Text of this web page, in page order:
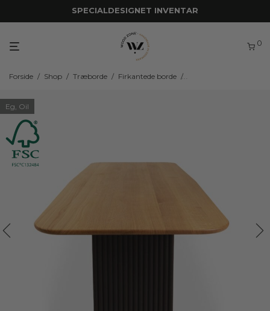
SPECIALDESIGNET INVENTAR
0
Forside / Shop / Træborde / Firkantede borde /
Eg, Oil